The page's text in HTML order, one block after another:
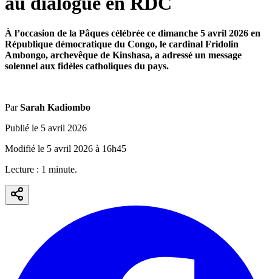
À l’occasion de la Pâques célébrée ce dimanche 5 avril 2026 en
République démocratique du Congo, le cardinal Fridolin
Ambongo, archevêque de Kinshasa, a adressé un message
solennel aux fidèles catholiques du pays.
Par Sarah Kadiombo
Publié le 5 avril 2026
Modifié le 5 avril 2026 à 16h45
Lecture : 1 minute.